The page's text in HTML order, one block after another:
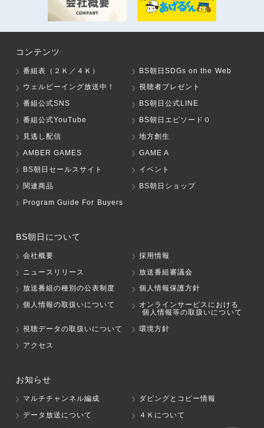
コンテンツ
番組表（２Ｋ／４Ｋ）
BS朝日SDGs on the Web
ウェルビーイング放送中！
視聴者プレゼント
番組公式SNS
BS朝日公式LINE
番組公式YouTube
BS朝日エピソード０
見逃し配信
地方創生
AMBER GAMES
GAME A
BS朝日セールスサイト
イベント
関連商品
BS朝日ショップ
Program Guide For Buyers
BS朝日について
会社概要
採用情報
ニュースリリース
放送番組審議会
放送番組の種別の公表制度
個人情報保護方針
個人情報の取扱いについて
オンラインサービスにおける
個人情報等の取扱いについて
視聴データの取扱いについて
環境方針
アクセス
お知らせ
マルチチャンネル編成
ダビングとコピー情報
データ放送について
４Ｋについて